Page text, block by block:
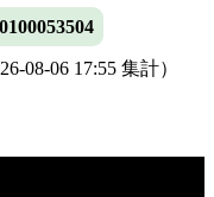
08-06 17:55 集計）